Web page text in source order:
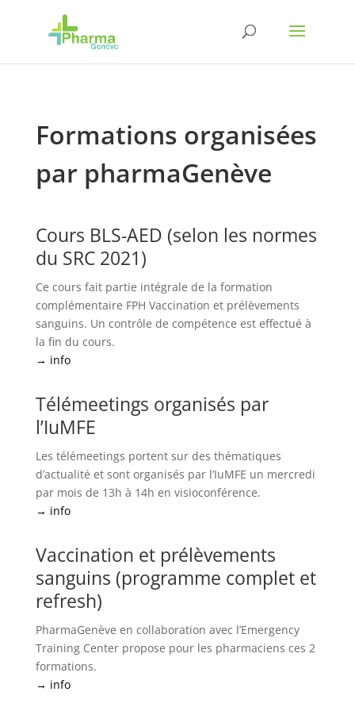
Formations organisées
par pharmaGenève
Cours BLS-AED (selon les normes
du SRC 2021)
Ce cours fait partie intégrale de la formation
complémentaire FPH Vaccination et prélèvements
sanguins. Un contrôle de compétence est effectué à
la fin du cours.
→ info
Télémeetings organisés par
l’IuMFE
Les télémeetings portent sur des thématiques
d’actualité et sont organisés par l’IuMFE un mercredi
par mois de 13h à 14h en visioconférence.
→ info
Vaccination et prélèvements
sanguins (programme complet et
refresh)
PharmaGenève en collaboration avec l’Emergency
Training Center propose pour les pharmaciens ces 2
formations.
→ info